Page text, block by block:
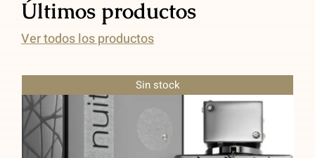
Últimos productos
Ver todos los productos
Sin stock